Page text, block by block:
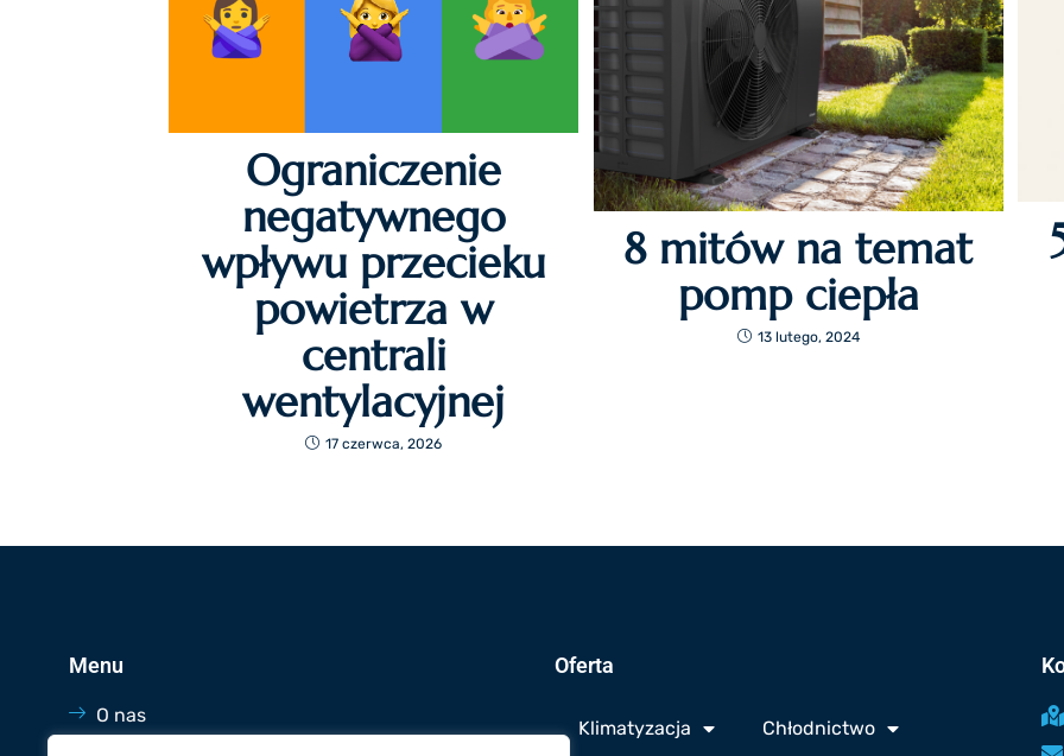
Ograniczenie
negatywnego
wpływu przecieku
powietrza w
centrali
wentylacyjnej
17 czerwca, 2026
8 mitów na temat
pomp ciepła
13 lutego, 2024
Menu
O nas
Oferta
Klimatyzacja Chłodnictwo